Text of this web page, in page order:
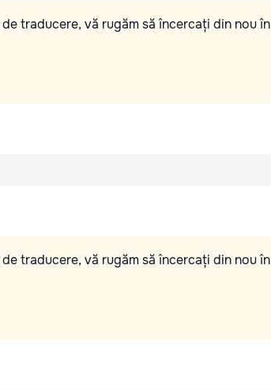
traducere, vă rugăm să încercați din nou în
traducere, vă rugăm să încercați din nou în